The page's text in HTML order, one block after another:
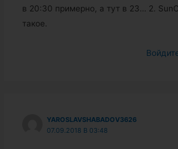
в 20:30 примерно, а тут в 23… 2.
такое.
YAROSLAVSHABADOV3626
07.09.2018 В 03:48